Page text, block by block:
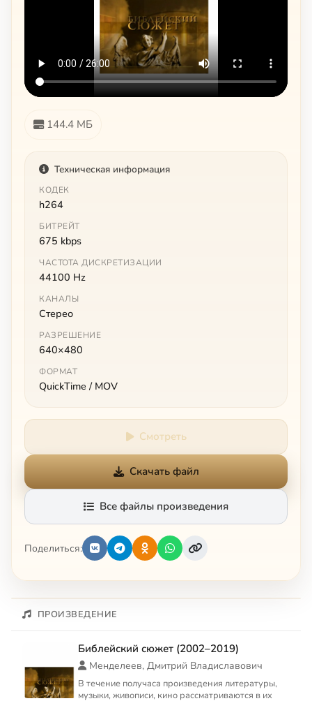
144.4 МБ
Техническая информация
КОДЕК
h264
БИТРЕЙТ
675 kbps
ЧАСТОТА ДИСКРЕТИЗАЦИИ
44100 Hz
КАНАЛЫ
Стерео
РАЗРЕШЕНИЕ
640×480
ФОРМАТ
QuickTime / MOV
Смотреть
Скачать файл
Все файлы произведения
Поделиться:
ПРОИЗВЕДЕНИЕ
Библейский сюжет (2002–2019)
Менделеев, Дмитрий Владиславович
В течение получаса произведения литературы,
музыки, живописи, кино рассматриваются в их